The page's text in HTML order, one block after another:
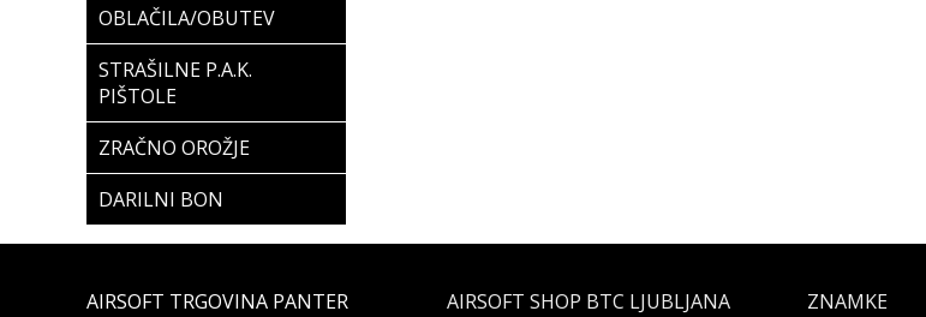
OBLAČILA/OBUTEV
STRAŠILNE P.A.K.
PIŠTOLE
ZRAČNO OROŽJE
DARILNI BON
AIRSOFT TRGOVINA PANTER AIRSOFT SHOP BTC LJUBLJANA ZNAMKE